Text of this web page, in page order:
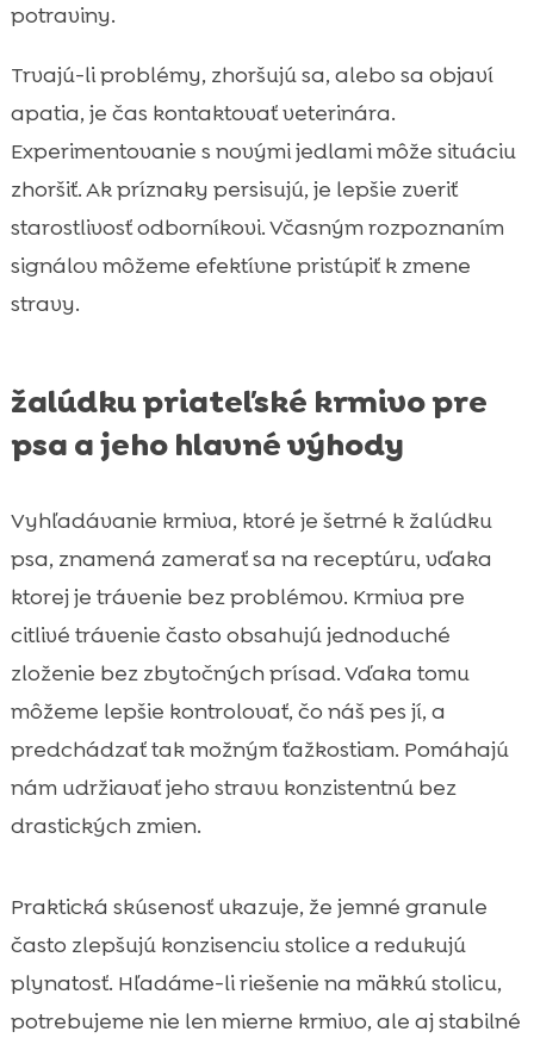
potraviny.
Trvajú-li problémy, zhoršujú sa, alebo sa objaví
apatia, je čas kontaktovať veterinára.
Experimentovanie s novými jedlami môže situáciu
zhoršiť. Ak príznaky persisujú, je lepšie zveriť
starostlivosť odborníkovi. Včasným rozpoznaním
signálov môžeme efektívne pristúpiť k zmene
stravy.
žalúdku priateľské krmivo pre
psa a jeho hlavné výhody
Vyhľadávanie krmiva, ktoré je šetrné k žalúdku
psa, znamená zamerať sa na receptúru, vďaka
ktorej je trávenie bez problémov. Krmiva pre
citlivé trávenie často obsahujú jednoduché
zloženie bez zbytočných prísad. Vďaka tomu
môžeme lepšie kontrolovať, čo náš pes jí, a
predchádzať tak možným ťažkostiam. Pomáhajú
nám udržiavať jeho stravu konzistentnú bez
drastických zmien.
Praktická skúsenosť ukazuje, že jemné granule
často zlepšujú konzisenciu stolice a redukujú
plynatosť. Hľadáme-li riešenie na mäkkú stolicu,
potrebujeme nie len mierne krmivo, ale aj stabilné